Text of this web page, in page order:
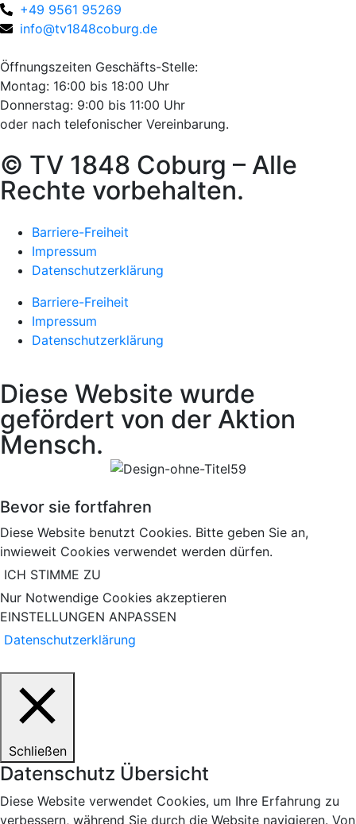
+49 9561 95269
info@tv1848coburg.de
Öffnungszeiten Geschäfts-Stelle:
Montag: 16:00 bis 18:00 Uhr
Donnerstag: 9:00 bis 11:00 Uhr
oder nach telefonischer Vereinbarung.
© TV 1848 Coburg – Alle
Rechte vorbehalten.
Barriere-Freiheit
Impressum
Datenschutzerklärung
Barriere-Freiheit
Impressum
Datenschutzerklärung
Diese Website wurde
gefördert von der Aktion
Mensch.
Bevor sie fortfahren
Diese Website benutzt Cookies. Bitte geben Sie an,
inwieweit Cookies verwendet werden dürfen.
ICH STIMME ZU
Nur Notwendige Cookies akzeptieren
EINSTELLUNGEN ANPASSEN
Datenschutzerklärung
Schließen
Datenschutz Übersicht
Diese Website verwendet Cookies, um Ihre Erfahrung zu
verbessern, während Sie durch die Website navigieren. Von